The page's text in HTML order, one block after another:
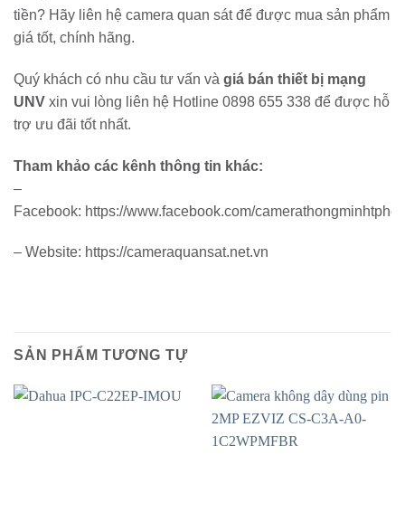
tiền? Hãy liên hệ camera quan sát để được mua sản phẩm
giá tốt, chính hãng.
Quý khách có nhu cầu tư vấn và giá bán thiết bị mạng
UNV xin vui lòng liên hệ Hotline 0898 655 338 để được hỗ
trợ ưu đãi tốt nhất.
Tham khảo các kênh thông tin khác:
–
Facebook: https://www.facebook.com/
– Website: https://cameraquansat.net.vn
SẢN PHẨM TƯƠNG TỰ